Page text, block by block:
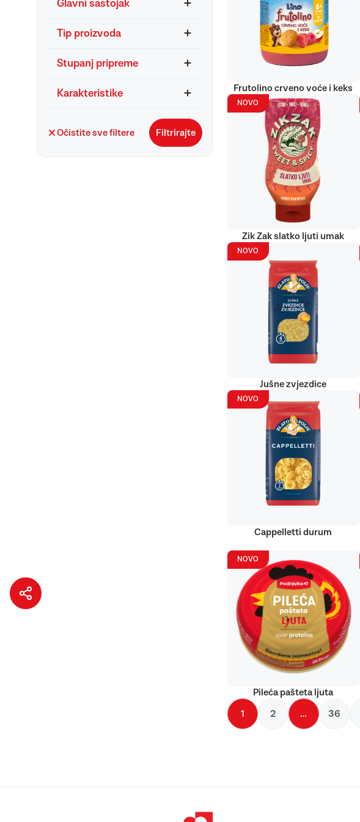
Glavni sastojak
Tip proizvoda
Stupanj pripreme
Karakteristike
Očistite sve filtere Filtrirajte
Frutolino crveno voće i keks
NOVO
Zik Zak slatko ljuti umak
NOVO
Jušne zvjezdice
NOVO
Cappelletti durum
NOVO
Pileća pašteta ljuta
1 2 … 36